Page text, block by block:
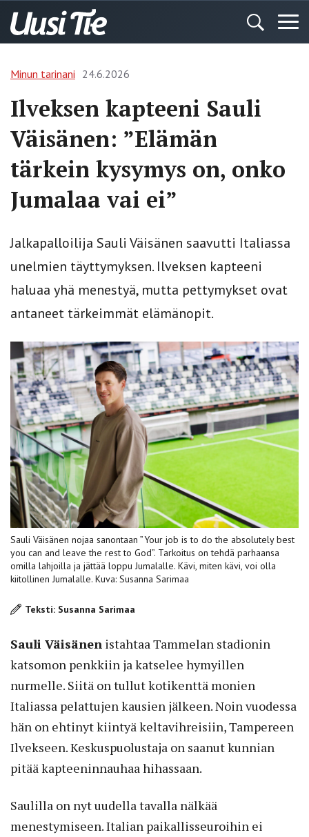
Minun tarinani 24.6.2026
Ilveksen kapteeni Sauli
Väisänen: ”Elämän
tärkein kysymys on, onko
Jumalaa vai ei”
Jalkapalloilija Sauli Väisänen saavutti Italiassa
unelmien täyttymyksen. Ilveksen kapteeni
haluaa yhä menestyä, mutta pettymykset ovat
antaneet tärkeimmät elämänopit.
Sauli Väisänen nojaa sanontaan ”Your job is to do the absolutely best
you can and leave the rest to God”. Tarkoitus on tehdä parhaansa
omilla lahjoilla ja jättää loppu Jumalalle. Kävi, miten kävi, voi olla
kiitollinen Jumalalle. Kuva: Susanna Sarimaa
Teksti: Susanna Sarimaa
Sauli Väisänen istahtaa Tammelan stadionin
katsomon penkkiin ja katselee hymyillen
nurmelle. Siitä on tullut kotikenttä monien
Italiassa pelattujen kausien jälkeen. Noin vuodessa
hän on ehtinyt kiintyä keltavihreisiin, Tampereen
Ilvekseen. Keskuspuolustaja on saanut kunnian
pitää kapteeninnauhaa hihassaan.
Saulilla on nyt uudella tavalla nälkää
menestymiseen. Italian paikallisseuroihin ei